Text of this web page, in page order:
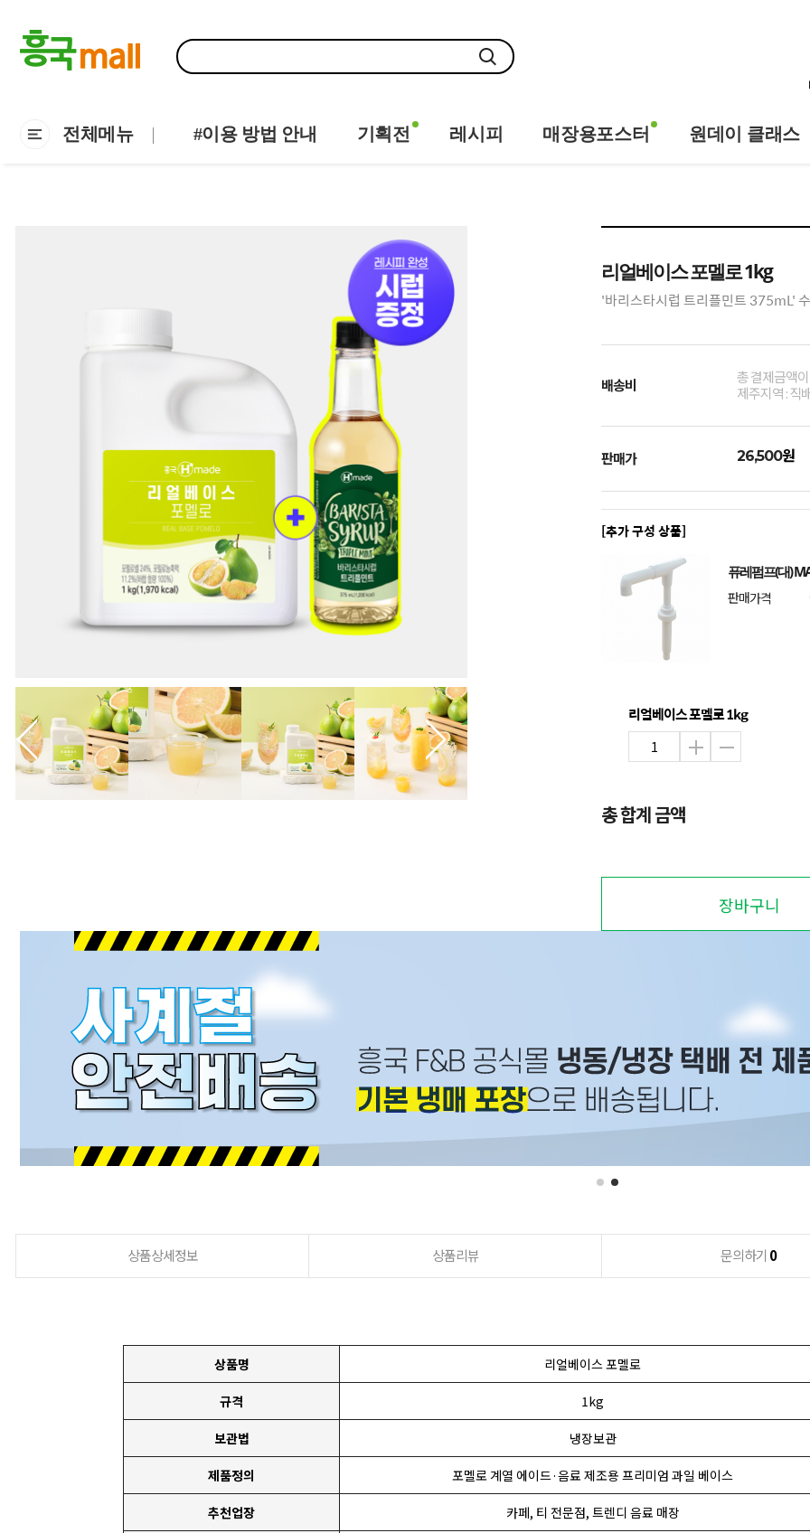
전체메뉴 #이용 방법 안내 기획전 레시피 매장용포스터 원데이 클래스
리얼베이스 포멜로 1kg
'바리스타시럽 트리플민트 375mL'
배송비
총 결제금액
제주지역 : 직
판매가 26,500원
[추가 구성 상품]
퓨레펌프(대)
판매가격
리얼베이스 포멜로 1kg
총 합계 금액
장바구니
상품상세정보 상품리뷰 문의하기 0
상품명 리얼베이스 포멜로
규격 1kg
보관법 냉장보관
제품정의 포멜로 계열 에이드·음료 제조용 프리미엄 과일 베이스
추천업장 카페, 티 전문점, 트렌디 음료 매장